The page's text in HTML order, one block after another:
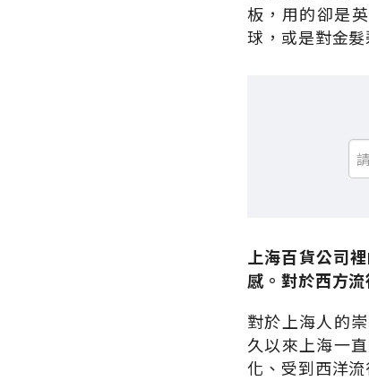
板，用的卻是
球，或是對金
上海百貨公司
感。對於西方
對於上海人的
久以來上海一
化、受到西洋